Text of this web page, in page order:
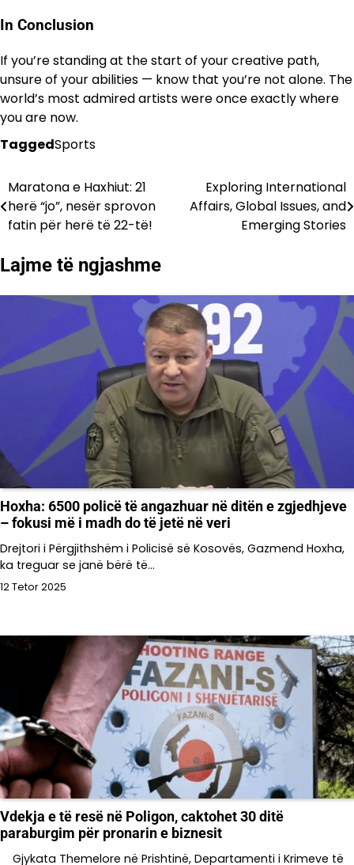
In Conclusion
If you’re standing at the start of your creative path,
unsure of your abilities — know that you’re not alone. The
world’s most admired artists were once exactly where
you are now.
TaggedSports
Lëvizje
te
Maratona e Haxhiut: 21
herë “jo”, nesër sprovon
fatin për herë të 22-të!
Exploring International
Affairs, Global Issues, and
Emerging Stories
Lajme të ngjashme
Hoxha: 6500 policë të angazhuar në ditën e zgjedhjeve
– fokusi më i madh do të jetë në veri
Drejtori i Përgjithshëm i Policisë së Kosovës, Gazmend Hoxha,
ka treguar se janë bërë të…
12 Tetor 2025
Vdekja e të resë në Poligon, caktohet 30 ditë
paraburgim për pronarin e biznesit
Gjykata Themelore në Prishtinë, Departamenti i Krimeve të